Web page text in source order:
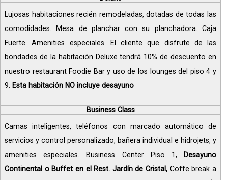
Lujosas habitaciones recién remodeladas, dotadas de todas las
comodidades. Mesa de planchar con su planchadora. Caja
Fuerte. Amenities especiales. El cliente que disfrute de las
bondades de la habitación Deluxe tendrá 10% de descuento en
nuestro restaurant Foodie Bar y uso de los lounges del piso 4 y
9.
Esta habitación NO incluye desayuno
Business Class
Camas inteligentes, teléfonos con marcado automático de
servicios y control personalizado, bañera individual e hidrojets, y
amenities especiales. Business Center Piso 1,
Desayuno
Continental o Buffet en el Rest. Jardín de Cristal, Coffe break a